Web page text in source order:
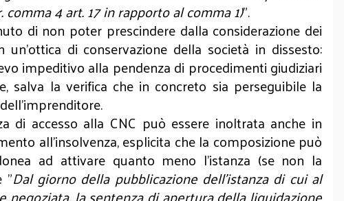
4 art. 17 in rapporto al comma 1)".
di non poter prescindere dalla considerazione dei
di conservazione della società in dissesto:
impeditivo alla pendenza di procedimenti giudiziari
salva la verifica che in concreto sia perseguibile la
di accesso alla CNC può essere inoltrata anche in
all'insolvenza, esplicita che la composizione può
ad attivare quanto meno l'istanza (se non la
"Dal giorno della pubblicazione dell'istanza di cui al